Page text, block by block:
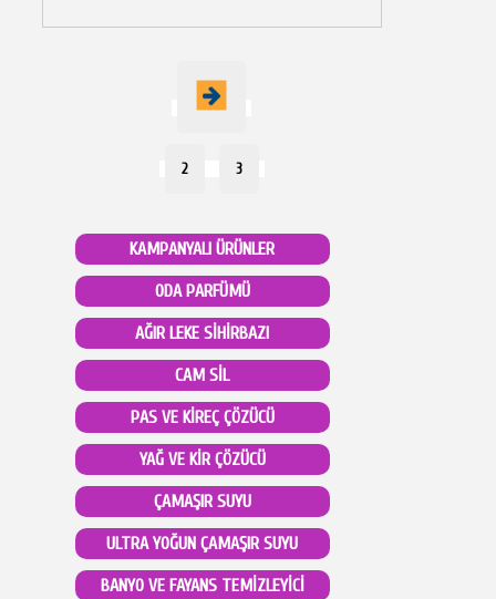
2 3
KAMPANYALI ÜRÜNLER
ODA PARFÜMÜ
AĞIR LEKE SİHİRBAZI
CAM SİL
PAS VE KİREÇ ÇÖZÜCÜ
YAĞ VE KİR ÇÖZÜCÜ
ÇAMAŞIR SUYU
ULTRA YOĞUN ÇAMAŞIR SUYU
BANYO VE FAYANS TEMİZLEYİCİ